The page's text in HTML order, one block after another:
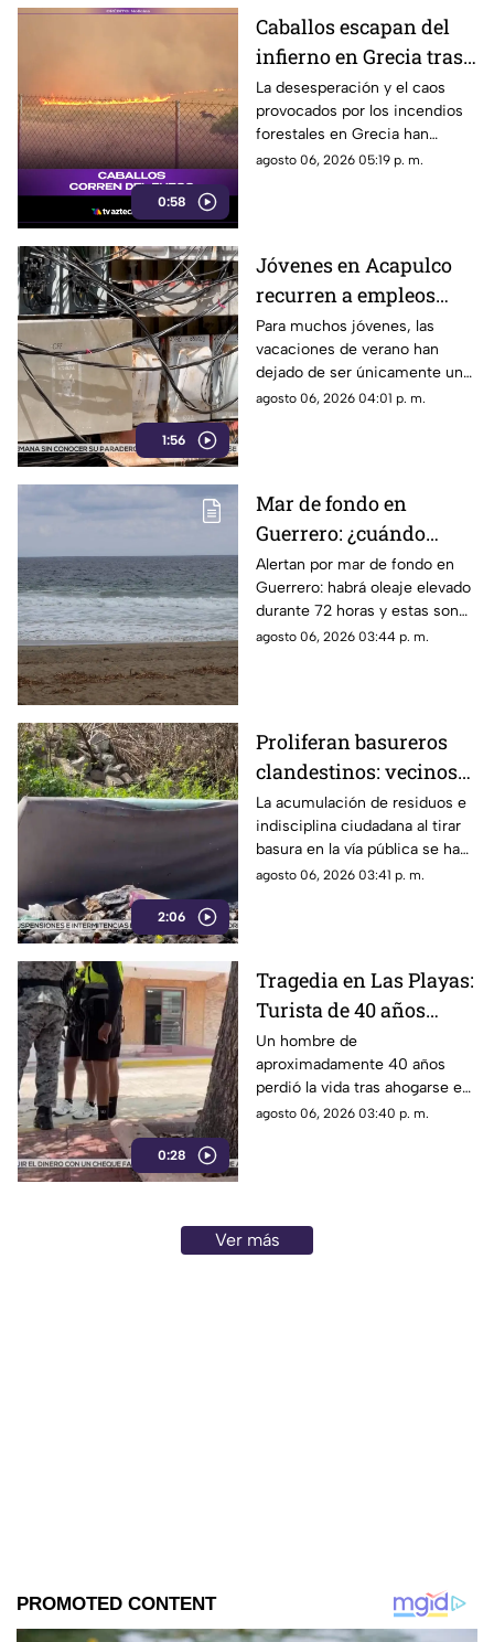
0:58
Caballos escapan del
infierno en Grecia tras
cuatro días de
incendios
descontrolados
La desesperación y el caos
provocados por los incendios
forestales en Grecia han
dejado imágenes
agosto 06, 2026 05:19 p. m.
1:56
Jóvenes en Acapulco
recurren a empleos
temporales ante el
próximo ciclo escolar
Para muchos jóvenes, las
vacaciones de verano han
dejado de ser únicamente un
periodo de descanso y
agosto 06, 2026 04:01 p. m.
Mar de fondo en
Guerrero: ¿cuándo
llegará y qué zonas de
Acapulco serán
afectadas?
Alertan por mar de fondo en
Guerrero: habrá oleaje elevado
durante 72 horas y estas son
las zonas de Acapulco con
agosto 06, 2026 03:44 p. m.
2:06
Proliferan basureros
clandestinos: vecinos
exigen conciencia y
sanciones más
estrictas
La acumulación de residuos e
indisciplina ciudadana al tirar
basura en la vía pública se ha
consolidado como un grave
agosto 06, 2026 03:41 p. m.
0:28
Tragedia en Las Playas:
Turista de 40 años
mu3r3 ahogado en la
alberca de un hotel en
Acapulco
Un hombre de
aproximadamente 40 años
perdió la vida tras ahogarse en
la alberca de un hotel del
agosto 06, 2026 03:40 p. m.
Ver más